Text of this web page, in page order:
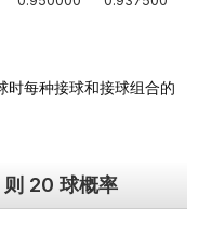
时每种接球和接球组合的
20 球概率